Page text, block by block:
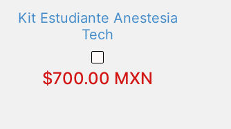
Kit Estudiante Anestesia
Tech
$700.00 MXN